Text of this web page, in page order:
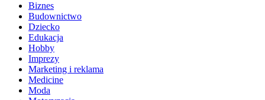
Biznes
Budownictwo
Dziecko
Edukacja
Hobby
Imprezy
Marketing i reklama
Medicine
Moda